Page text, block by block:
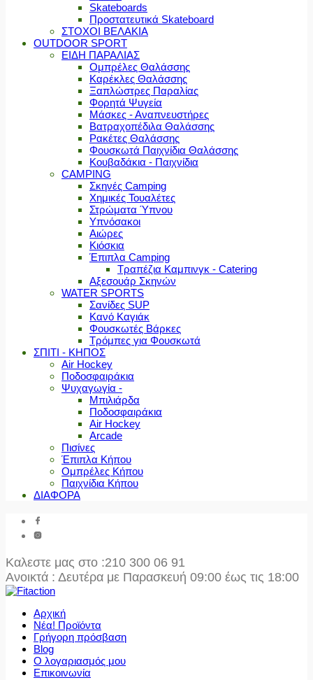
Skateboards
Προστατευτικά Skateboard
ΣΤΟΧΟΙ ΒΕΛΑΚΙΑ
OUTDOOR SPORT
ΕΙΔΗ ΠΑΡΑΛΙΑΣ
Ομπρέλες Θαλάσσης
Καρέκλες Θαλάσσης
Ξαπλώστρες Παραλίας
Φορητά Ψυγεία
Μάσκες - Αναπνευστήρες
Βατραχοπέδιλα Θαλάσσης
Ρακέτες Θαλάσσης
Φουσκωτά Παιχνίδια Θαλάσσης
Κουβαδάκια - Παιχνίδια
CAMPING
Σκηνές Camping
Χημικές Τουαλέτες
Στρώματα Ύπνου
Υπνόσακοι
Αιώρες
Κιόσκια
Έπιπλα Camping
Τραπέζια Καμπινγκ - Catering
Αξεσουάρ Σκηνών
WATER SPORTS
Σανίδες SUP
Κανό Καγιάκ
Φουσκωτές Βάρκες
Τρόμπες για Φουσκωτά
ΣΠΙΤΙ - ΚΗΠΟΣ
Air Hockey
Ποδοσφαιράκια
Ψυχαγωγία -
Μπιλιάρδα
Ποδοσφαιράκια
Air Hockey
Arcade
Πισίνες
Έπιπλα Κήπου
Ομπρέλες Κήπου
Παιχνίδια Κήπου
ΔΙΑΦΟΡΑ
Καλεστε μας στο :210 300 06 91
Ανοικτά : Δευτέρα με Παρασκευή 09:00 έως τις 18:00
Αρχική
Νέα! Προϊόντα
Γρήγορη πρόσβαση
Blog
Ο λογαριασμός μου
Επικοινωνία